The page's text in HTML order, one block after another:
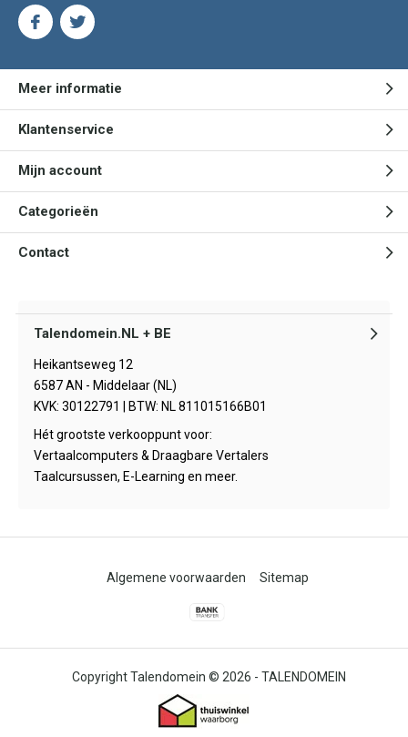
Meer informatie
Klantenservice
Mijn account
Categorieën
Contact
Talendomein.NL + BE
Heikantseweg 12
6587 AN - Middelaar (NL)
KVK: 30122791 | BTW: NL 811015166B01
Hét grootste verkooppunt voor:
Vertaalcomputers & Draagbare Vertalers
Taalcursussen, E-Learning en meer.
© 2026 - TALENDOMEIN
Algemene voorwaarden Sitemap